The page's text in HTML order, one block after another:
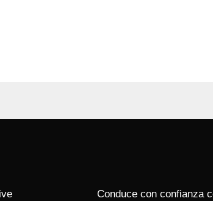
Conduce con confianza